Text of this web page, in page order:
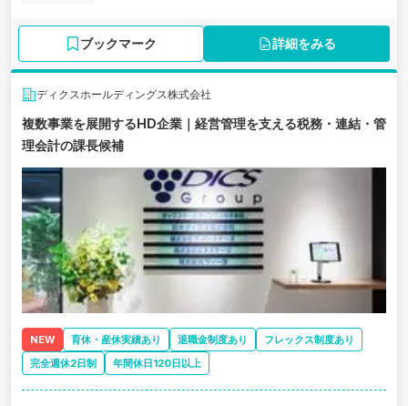
ブックマーク 詳細をみる
ディクスホールディングス株式会社
複数事業を展開するHD企業｜経営管理を支える税務・連結・管
理会計の課長候補
NEW 育休・産休実績あり 退職金制度あり
フレックス制度あり
完全週休2日制
年間休日120日以上